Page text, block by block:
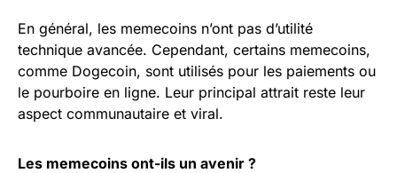
En général, les memecoins n’ont pas d’utilité
technique avancée. Cependant, certains memecoins,
comme Dogecoin, sont utilisés pour les paiements ou
le pourboire en ligne. Leur principal attrait reste leur
aspect communautaire et viral.
Les memecoins ont-ils un avenir ?